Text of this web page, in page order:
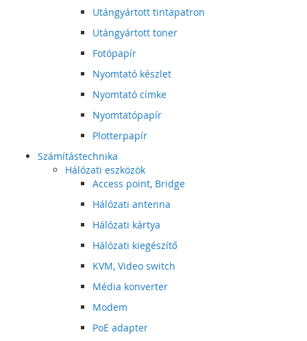
Utángyártott tintapatron
Utángyártott toner
Fotópapír
Nyomtató készlet
Nyomtató címke
Nyomtatópapír
Plotterpapír
Számítástechnika
Hálózati eszközök
Access point, Bridge
Hálózati antenna
Hálózati kártya
Hálózati kiegészítő
KVM, Video switch
Média konverter
Modem
PoE adapter